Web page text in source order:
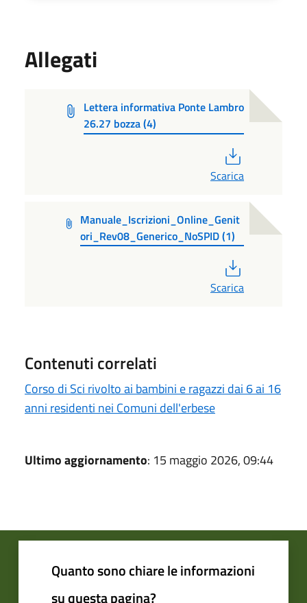
Allegati
Lettera informativa Ponte Lambro
26.27 bozza (4)
Scarica
Manuale_Iscrizioni_Online_Genit
ori_Rev08_Generico_NoSPID (1)
Scarica
Contenuti correlati
Corso di Sci rivolto ai bambini e ragazzi dai 6 ai 16
anni residenti nei Comuni dell'erbese
Ultimo aggiornamento: 15 maggio 2026, 09:44
Quanto sono chiare le informazioni
su questa pagina?